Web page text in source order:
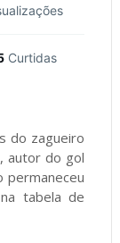
Curtidas
do zagueiro
autor do gol
permaneceu
tabela de